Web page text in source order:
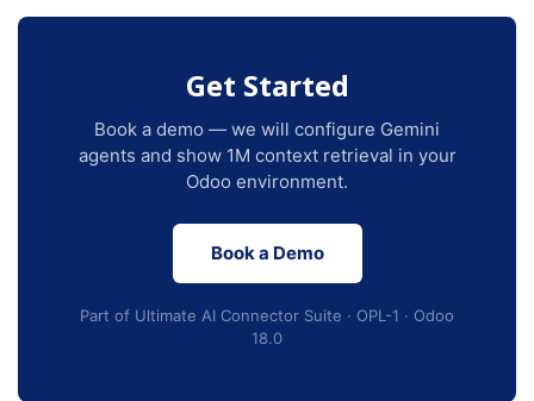
Get Started
Book a demo — we will configure Gemini
agents and show 1M context retrieval in your
Odoo environment.
Book a Demo
Part of Ultimate AI Connector Suite · OPL-1 · Odoo
18.0